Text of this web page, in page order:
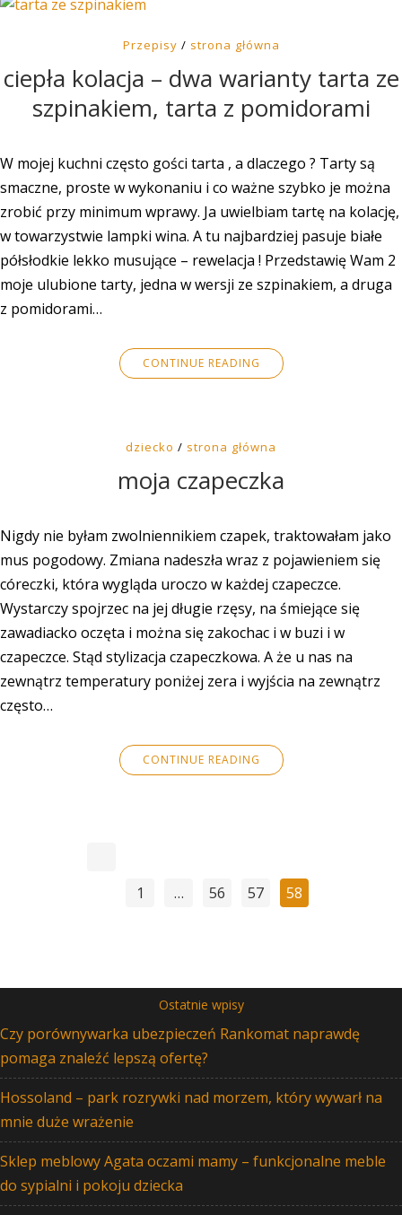
Przepisy / strona główna
ciepła kolacja – dwa warianty tarta ze
szpinakiem, tarta z pomidorami
W mojej kuchni często gości tarta , a dlaczego ? Tarty są
smaczne, proste w wykonaniu i co ważne szybko je można
zrobić przy minimum wprawy. Ja uwielbiam tartę na kolację,
w towarzystwie lampki wina. A tu najbardziej pasuje białe
półsłodkie lekko musujące – rewelacja ! Przedstawię Wam 2
moje ulubione tarty, jedna w wersji ze szpinakiem, a druga
z pomidorami…
CONTINUE READING
dziecko / strona główna
moja czapeczka
Nigdy nie byłam zwolniennikiem czapek, traktowałam jako
mus pogodowy. Zmiana nadeszła wraz z pojawieniem się
córeczki, która wygląda uroczo w każdej czapeczce.
Wystarczy spojrzec na jej długie rzęsy, na śmiejące się
zawadiacko oczęta i można się zakochac i w buzi i w
czapeczce. Stąd stylizacja czapeczkowa. A że u nas na
zewnątrz temperatury poniżej zera i wyjścia na zewnątrz
często…
CONTINUE READING
1 … 56 57 58
Ostatnie wpisy
Czy porównywarka ubezpieczeń Rankomat naprawdę
pomaga znaleźć lepszą ofertę?
Hossoland – park rozrywki nad morzem, który wywarł na
mnie duże wrażenie
Sklep meblowy Agata oczami mamy – funkcjonalne meble
do sypialni i pokoju dziecka